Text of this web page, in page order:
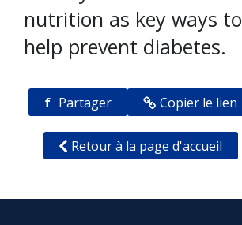
nutrition as key ways to
help prevent diabetes.
f Partager Copier le lien
Retour à la page d'accueil